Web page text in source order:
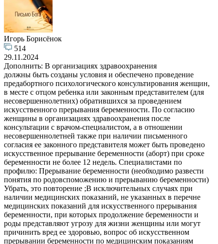
Игорь Борисёнок
514
29.11.2024
Дополнить: В организациях здравоохранения
должны быть созданы условия и обеспечено проведение
предабортного психологического консультирования женщин,
в месте с отцом ребенка или законным представителем (для
несовершеннолетних) обратившихся за проведением
искусственного прерывания беременности. По согласию
женщины в организациях здравоохранения после
консультации с врачом-специалистом, а в отношении
несовершеннолетней также при наличии письменного
согласия ее законного представителя может быть проведено
искусственное прерывание беременности (аборт) при сроке
беременности не более 12 недель. Специалистами по
профилю: Прерывание беременности (необходимо развести
понятия по родовспоможению и прерыванию беременности)
Убрать, это повторение ;В исключительных случаях при
наличии медицинских показаний, не указанных в перечне
медицинских показаний для искусственного прерывания
беременности, при которых продолжение беременности и
роды представляют угрозу для жизни женщины или могут
причинить вред ее здоровью, вопрос об искусственном
прерывании беременности по медицинским показаниям